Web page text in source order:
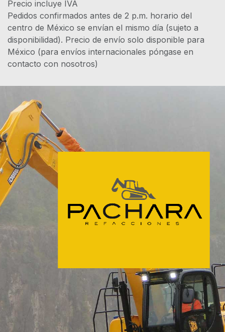
Precio incluye IVA
Pedidos confirmados antes de 2 p.m. horario del
centro de México se envían el mismo día (sujeto a
disponibilidad). Precio de envío solo disponible para
México (para envíos internacionales póngase en
contacto con nosotros)